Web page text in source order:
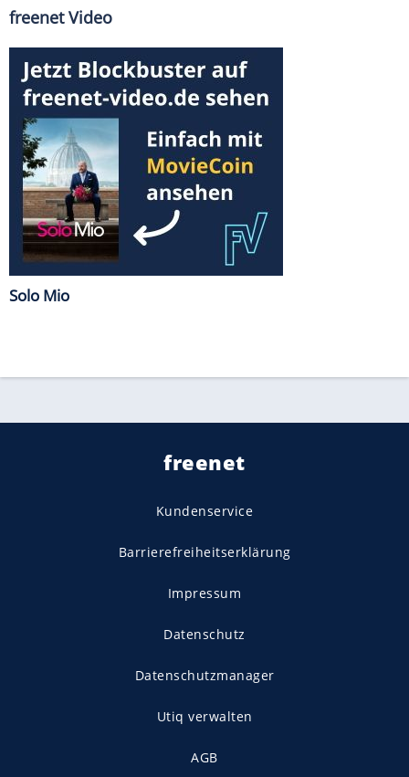
freenet Video
Solo Mio
freenet
Kundenservice
Barrierefreiheitserklärung
Impressum
Datenschutz
Datenschutzmanager
Utiq verwalten
AGB